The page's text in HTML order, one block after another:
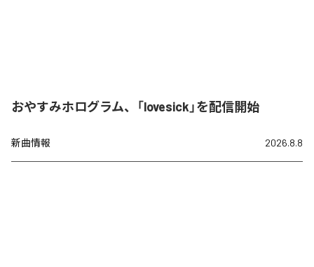
おやすみホログラム、「lovesick」を配信開始
新曲情報 2026.8.8